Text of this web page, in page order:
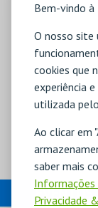
Bem-vindo à
O nosso site
cookies que
experiência
utilizada
Ao clicar em
saber mais
Informações
Privacidade
EVENTOS